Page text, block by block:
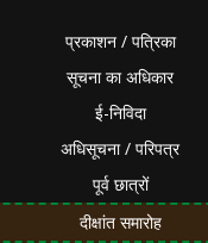
प्रकाशन / पत्रिका
सूचना का अधिकार
ई-निविदा
अधिसूचना / परिपत्र
पूर्व छात्रों
दीक्षांत समारोह